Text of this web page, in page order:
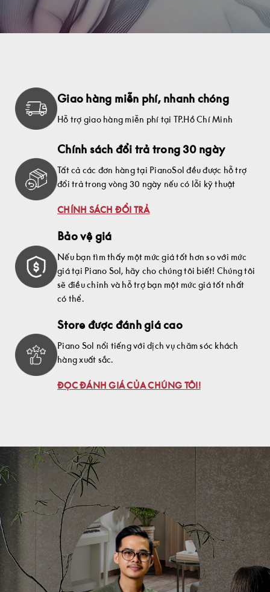
Giao hàng miễn phí, nhanh chóng
Hỗ trợ giao hàng miễn phí tại TP.Hồ Chí Minh
Chính sách đổi trả trong 30 ngày
Tất cả các đơn hàng tại PianoSol đều được hỗ trợ
đổi trả trong vòng 30 ngày nếu có lỗi kỹ thuật
CHÍNH SÁCH ĐỔI TRẢ
Bảo vệ giá
Nếu bạn tìm thấy một mức giá tốt hơn so với mức
giá tại Piano Sol, hãy cho chúng tôi biết! Chúng tôi
sẽ điều chỉnh và hỗ trợ bạn một mức giá tốt nhất
có thể.
Store được đánh giá cao
Piano Sol nổi tiếng với dịch vụ chăm sóc khách
hàng xuất sắc.
ĐỌC ĐÁNH GIÁ CỦA CHÚNG TÔI!